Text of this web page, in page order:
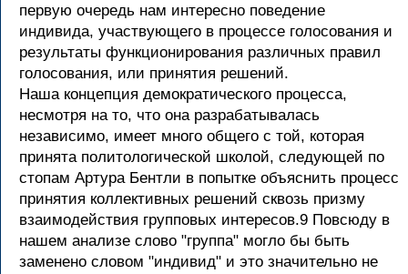
первую очередь нам интересно поведение
индивида, участвующего в процессе голосования и
результаты функционирования различных правил
голосования, или принятия решений.
Наша концепция демократического процесса,
несмотря на то, что она разрабатывалась
независимо, имеет много общего с той, которая
принята политологической школой, следующей по
стопам Артура Бентли в попытке объяснить процесс
принятия коллективных решений сквозь призму
взаимодействия групповых интересов.9 Повсюду в
нашем анализе слово "группа" могло бы быть
заменено словом "индивид" и это значительно не